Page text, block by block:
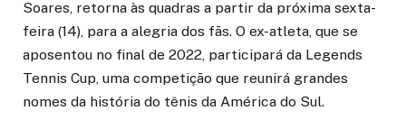
Soares, retorna às quadras a partir da próxima sexta-
feira (14), para a alegria dos fãs. O ex-atleta, que se
aposentou no final de 2022, participará da Legends
Tennis Cup, uma competição que reunirá grandes
nomes da história do tênis da América do Sul.